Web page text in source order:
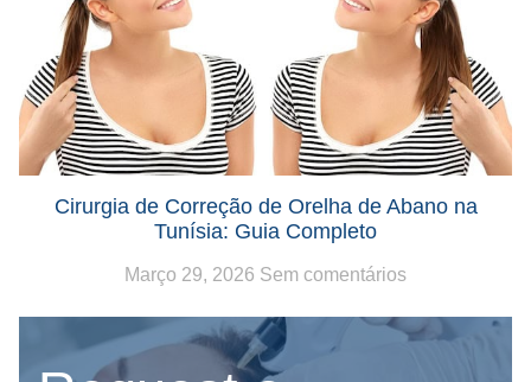
Cirurgia de Correção de Orelha de Abano na
Tunísia: Guia Completo
Março 29, 2026 Sem comentários